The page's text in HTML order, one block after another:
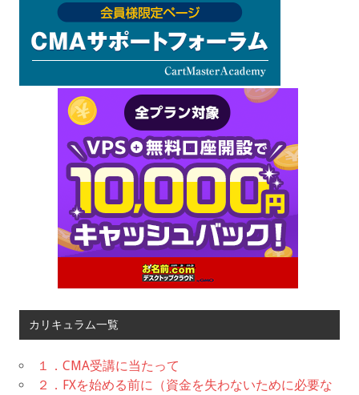
カリキュラム一覧
１．CMA受講に当たって
２．FXを始める前に（資金を失わないために必要な